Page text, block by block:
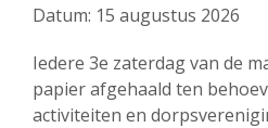
Datum: 15 augustus 2026
Iedere 3e zaterdag van de
papier afgehaald ten
activiteiten en